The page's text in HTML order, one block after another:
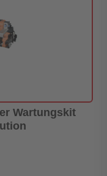
Wartungskit